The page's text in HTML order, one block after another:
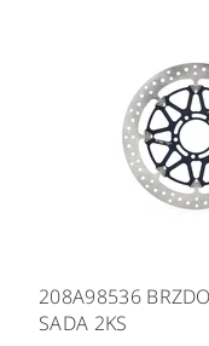
208A98536
SADA 2KS